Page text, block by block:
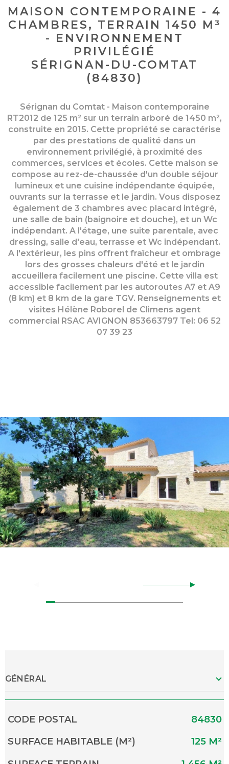
MAISON CONTEMPORAINE - 4
CHAMBRES, TERRAIN 1450 M³
- ENVIRONNEMENT
PRIVILÉGIÉ
SÉRIGNAN-DU-COMTAT
(84830)
Sérignan du Comtat - Maison contemporaine
RT2012 de 125 m² sur un terrain arboré de 1450 m²,
construite en 2015. Cette propriété se caractérise
par des prestations de qualité dans un
environnement privilégié, à proximité des
commerces, services et écoles. Cette maison se
compose au rez-de-chaussée d'un double séjour
lumineux et une cuisine indépendante équipée,
ouvrants sur la terrasse et le jardin. Vous disposez
également de 3 chambres avec placard intégré,
une salle de bain (baignoire et douche), et un Wc
indépendant. A l'étage, une suite parentale, avec
dressing, salle d'eau, terrasse et Wc indépendant.
A l'extérieur, les pins offrent fraîcheur et ombrage
lors des grosses chaleurs d'été et le jardin
accueillera facilement une piscine. Cette villa est
accessible facilement par les autoroutes A7 et A9
(8 km) et 8 km de la gare TGV. Renseignements et
visites Hélène Roborel de Climens agent
commercial RSAC AVIGNON 853663797 Tel: 06 52
07 39 23
GÉNÉRAL
Caractérisque Valeurs
CODE POSTAL
84830
SURFACE HABITABLE (M²)
125 M²